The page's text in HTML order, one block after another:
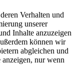
Verhalten und
unserer
Inhalte anzuzeigen
können wir
abgleichen und
nur wenn